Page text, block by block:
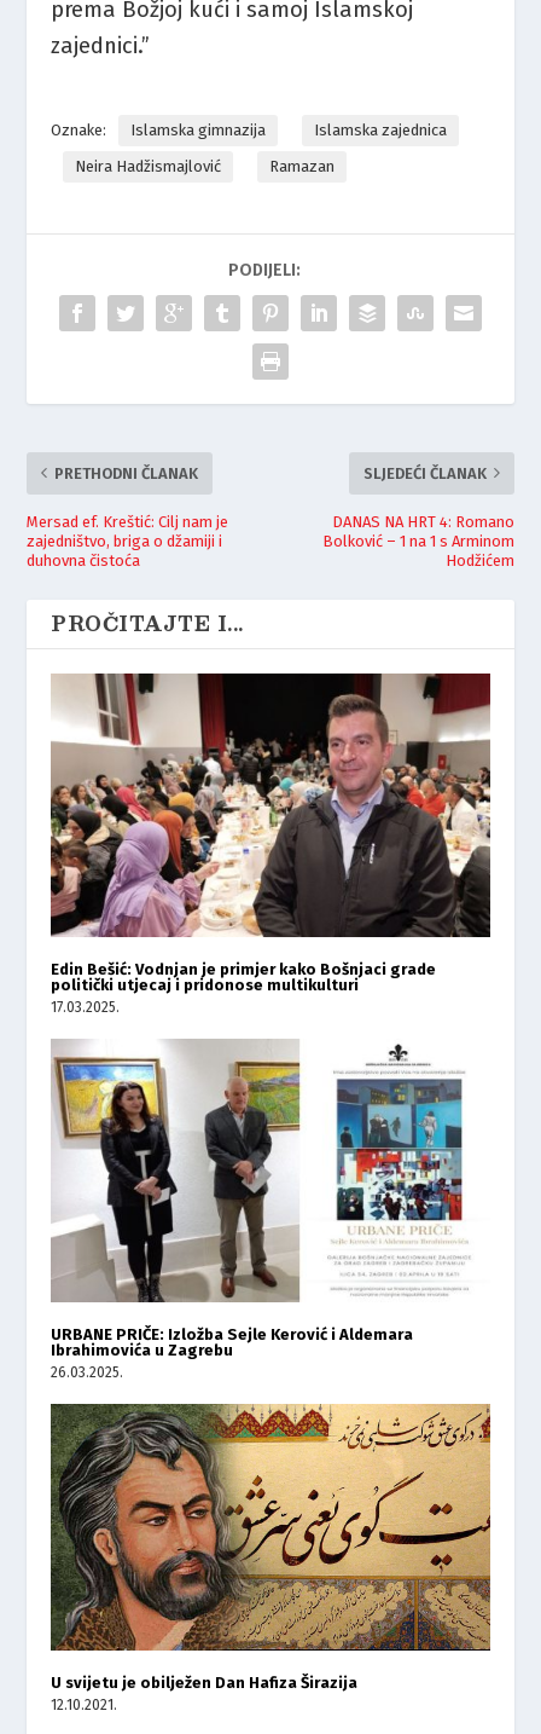
prema Božjoj kući i samoj Islamskoj
zajednici.”
Oznake: Islamska gimnazija
Islamska zajednica
Neira Hadžismajlović
Ramazan
PODIJELI:
PRETHODNI ČLANAK
Mersad ef. Kreštić: Cilj nam je
zajedništvo, briga o džamiji i
duhovna čistoća
SLJEDEĆI ČLANAK
DANAS NA HRT 4: Romano
Bolković – 1 na 1 s Arminom
Hodžićem
PROČITAJTE I...
Edin Bešić: Vodnjan je primjer kako Bošnjaci grade
politički utjecaj i pridonose multikulturi
17.03.2025.
URBANE PRIČE: Izložba Sejle Kerović i Aldemara
Ibrahimovića u Zagrebu
26.03.2025.
U svijetu je obilježen Dan Hafiza Širazija
12.10.2021.